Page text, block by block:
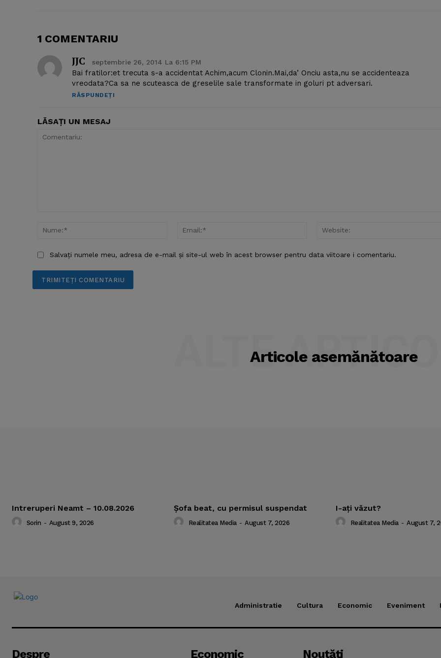
1 COMENTARIU
JJC septembrie 26, 2014 La 6:15 PM
Bai fratilor:et trecuta s-a accidentat Achim,acum Clonin.Mai,da’ Onciu asta,nu se accidenteaza
vreodata?Ca sa ne scuteasca de greselile sale transformate in goluri pt adversari.
RĂSPUNDEȚI
LĂSAȚI UN MESAJ
Nume:*
Email:*
Salvați numele meu, adresa de e-mail și site-ul web în acest browser pentru data viitoare i comentariu.
Articole asemănătoare
ALTE
Intreruperi Neamt – 10.08.2026
Sorin - August 9, 2026
Şofa beat, cu permisul suspendat
Realitatea Media - August 7, 2026
I-aţi văzut?
Realitatea Media - August 7,
Administratie Cultura Economic Eveniment
Despre Economic Noutăţi